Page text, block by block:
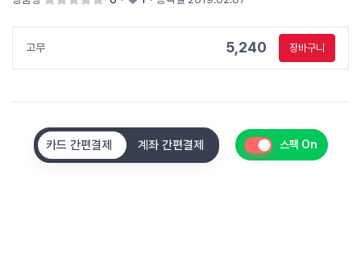
고무 5,240 장바구니
카드 간편결제 계좌 간편결제 스팩 On